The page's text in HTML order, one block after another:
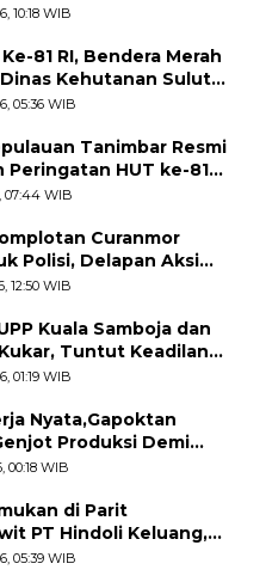
10:18 WIB
81 RI, Bendera Merah
Kehutanan Sulut
05:36 WIB
Tanimbar Resmi
Peringatan HUT ke-81
ASN Diajak Perkuat
07:44 WIB
Curanmor
Polisi, Delapan Aksi
Terungkap
12:50 WIB
Kuala Samboja dan
Tuntut Keadilan
Kerja yang Adil
01:19 WIB
Nyata,Gapoktan
Produksi Demi
00:18 WIB
di Parit
PT Hindoli Keluang,
Kematian
05:39 WIB